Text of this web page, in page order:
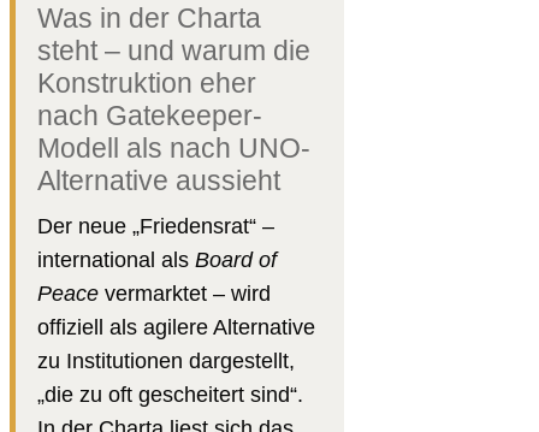
Was in der Charta
steht – und warum die
Konstruktion eher
nach Gatekeeper-
Modell als nach UNO-
Alternative aussieht
Der neue „Friedensrat“ –
international als Board of
Peace vermarktet – wird
offiziell als agilere Alternative
zu Institutionen dargestellt,
„die zu oft gescheitert sind“.